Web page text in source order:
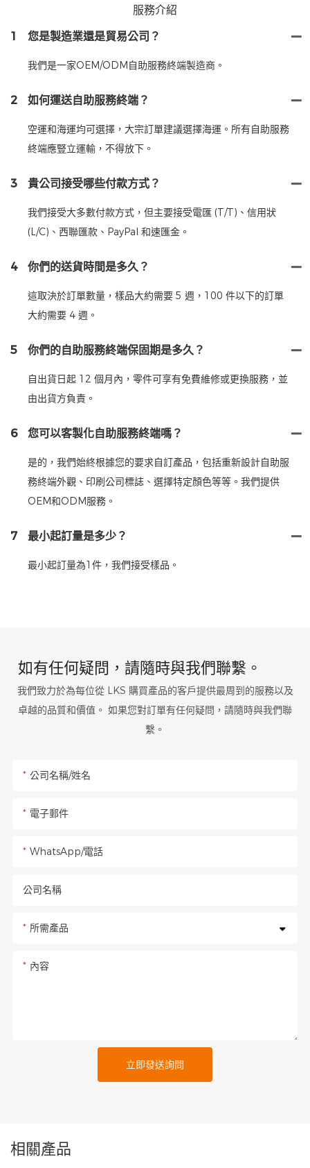
服務介紹
1
您是製造業還是貿易公司？
我們是一家OEM/ODM自助服務終端製造商。
2 如何運送自助服務終端？
空運和海運均可選擇，大宗訂單建議選擇海運。所有自助服務
終端應豎立運輸，不得放下。
3 貴公司接受哪些付款方式？
我們接受大多數付款方式，但主要接受電匯 (T/T)、信用狀
(L/C)、西聯匯款、PayPal 和速匯金。
4 你們的送貨時間是多久？
這取決於訂單數量，樣品大約需要 5 週，100 件以下的訂單
大約需要 4 週。
5 你們的自助服務終端保固期是多久？
自出貨日起 12 個月內，零件可享有免費維修或更換服務，並
由出貨方負責。
6 您可以客製化自助服務終端嗎？
是的，我們始終根據您的要求自訂產品，包括重新設計自助服
務終端外觀、印刷公司標誌、選擇特定顏色等等。我們提供
OEM和ODM服務。
7 最小起訂量是多少？
最小起訂量為1件，我們接受樣品。
如有任何疑問，請隨時與我們聯繫。
我們致力於為每位從 LKS 購買產品的客戶提供最周到的服務以及
卓越的品質和價值。 如果您對訂單有任何疑問，請隨時與我們聯
繫。
公司名稱/姓名
電子郵件
WhatsApp/電話
公司名稱
所需產品
內容
立即發送詢問
相關產品